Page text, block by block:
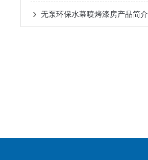
无泵环保水幕喷烤漆房产品简介